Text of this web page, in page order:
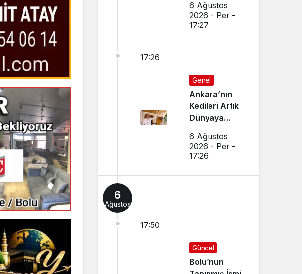
Fazlası Hızla
Bağlandı
6 Ağustos
2026 - Per -
17:27
17:26
Genel
Ankara’nın
Kedileri Artık
Dünyaya
Tanıtılıyor
6 Ağustos
2026 - Per -
17:26
6
Ağustos
17:50
Güncel
Bolu’nun